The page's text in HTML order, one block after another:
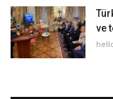
ve